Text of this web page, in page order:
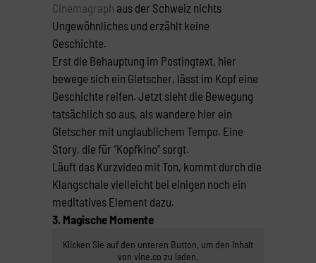
Cinemagraph aus der Schweiz nichts
Ungewöhnliches und erzählt keine
Geschichte.
Erst die Behauptung im Postingtext, hier
bewege sich ein Gletscher, lässt im Kopf eine
Geschichte reifen. Jetzt sieht die Bewegung
tatsächlich so aus, als wandere hier ein
Gletscher mit unglaublichem Tempo. Eine
Story, die für “Kopfkino” sorgt.
Läuft das Kurzvideo mit Ton, kommt durch die
Klangschale vielleicht bei einigen noch ein
meditatives Element dazu.
3. Magische Momente
Klicken Sie auf den unteren Button, um den Inhalt
von vine.co zu laden.